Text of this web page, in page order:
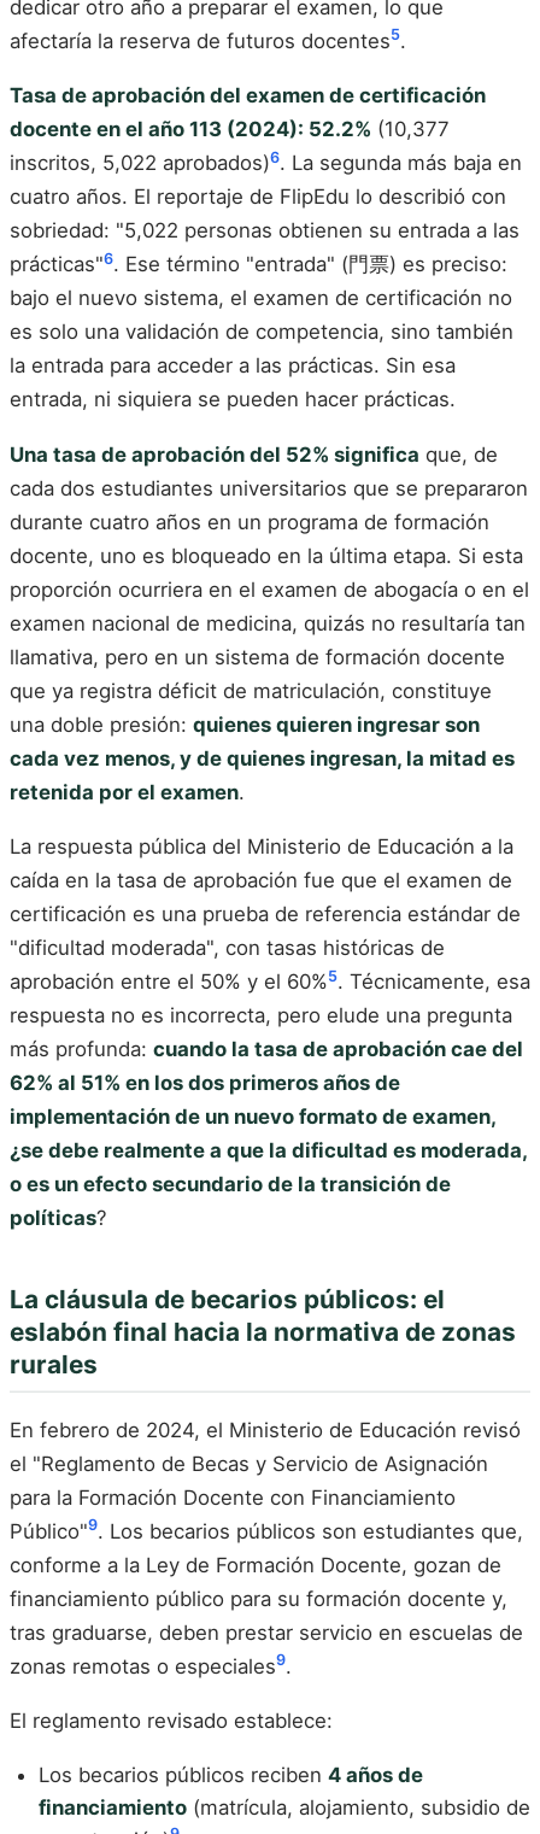
dedicar otro año a preparar el examen, lo que
afectaría la reserva de futuros docentes5.
Tasa de aprobación del examen de certificación
docente en el año 113 (2024): 52.2% (10,377
inscritos, 5,022 aprobados)6. La segunda más baja en
cuatro años. El reportaje de FlipEdu lo describió con
sobriedad: "5,022 personas obtienen su entrada a las
prácticas"6. Ese término "entrada" (門票) es preciso:
bajo el nuevo sistema, el examen de certificación no
es solo una validación de competencia, sino también
la entrada para acceder a las prácticas. Sin esa
entrada, ni siquiera se pueden hacer prácticas.
Una tasa de aprobación del 52% significa que, de
cada dos estudiantes universitarios que se prepararon
durante cuatro años en un programa de formación
docente, uno es bloqueado en la última etapa. Si esta
proporción ocurriera en el examen de abogacía o en el
examen nacional de medicina, quizás no resultaría tan
llamativa, pero en un sistema de formación docente
que ya registra déficit de matriculación, constituye
una doble presión: quienes quieren ingresar son
cada vez menos, y de quienes ingresan, la mitad es
retenida por el examen.
La respuesta pública del Ministerio de Educación a la
caída en la tasa de aprobación fue que el examen de
certificación es una prueba de referencia estándar de
"dificultad moderada", con tasas históricas de
aprobación entre el 50% y el 60%5. Técnicamente, esa
respuesta no es incorrecta, pero elude una pregunta
más profunda: cuando la tasa de aprobación cae del
62% al 51% en los dos primeros años de
implementación de un nuevo formato de examen,
¿se debe realmente a que la dificultad es moderada,
o es un efecto secundario de la transición de
políticas?
La cláusula de becarios públicos: el
eslabón final hacia la normativa de zonas
rurales
En febrero de 2024, el Ministerio de Educación revisó
el "Reglamento de Becas y Servicio de Asignación
para la Formación Docente con Financiamiento
Público"9. Los becarios públicos son estudiantes que,
conforme a la Ley de Formación Docente, gozan de
financiamiento público para su formación docente y,
tras graduarse, deben prestar servicio en escuelas de
zonas remotas o especiales9.
El reglamento revisado establece:
Los becarios públicos reciben 4 años de
financiamiento (matrícula, alojamiento, subsidio de